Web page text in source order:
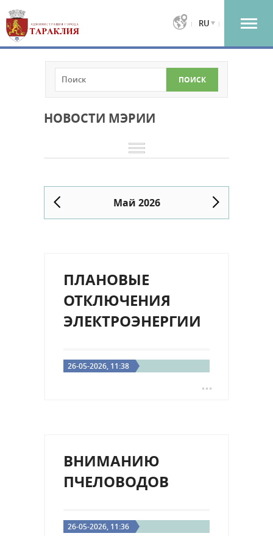
RU
НОВОСТИ МЭРИИ
Май 2026
ПЛАНОВЫЕ
ОТКЛЮЧЕНИЯ
ЭЛЕКТРОЭНЕРГИИ
26-05-2026, 11:38
ВНИМАНИЮ
ПЧЕЛОВОДОВ
26-05-2026, 11:36